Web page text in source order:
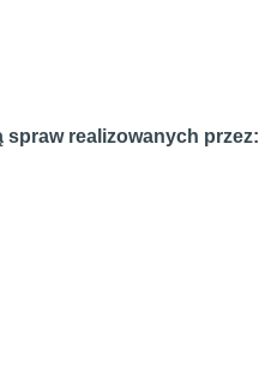
spraw realizowanych przez: